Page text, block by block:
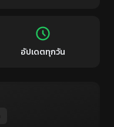
อัปเดตทุกวัน